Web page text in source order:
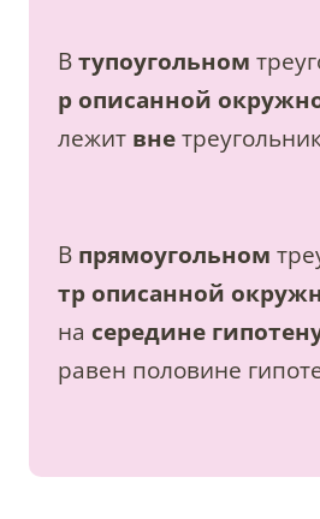
Втупоугольном
р описанной
лежит вне
В прямоугольном
тр описанной
на середине
равен половине